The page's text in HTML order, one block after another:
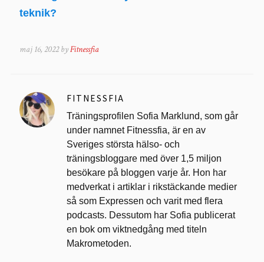
maj 16, 2022 byFitnessfia
FITNESSFIA
Träningsprofilen Sofia Marklund, som går
under namnet Fitnessfia, är en av
Sveriges största hälso- och
träningsbloggare med över 1,5 miljon
besökare på bloggen varje år. Hon har
medverkat i artiklar i rikstäckande medier
så som Expressen och varit med flera
podcasts. Dessutom har Sofia publicerat
en bok om viktnedgång med titeln
Makrometoden.